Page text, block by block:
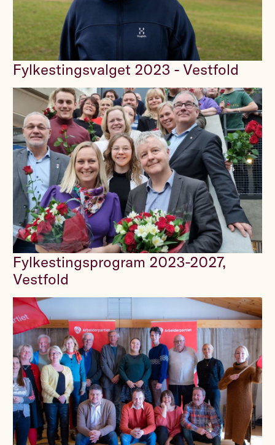
Fylkestingsvalget 2023 - Vestfold
Fylkestingsprogram 2023-2027,
Vestfold